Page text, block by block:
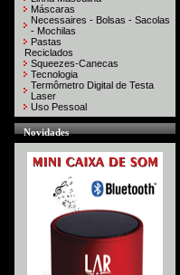
Máscaras
Necessaires - Bolsas - Sacolas
- Mochilas
Pastas
Reciclados
Squeezes-Canecas
Tecnologia
Termômetro Digital de Testa
Laser
Uso Pessoal
Novidades